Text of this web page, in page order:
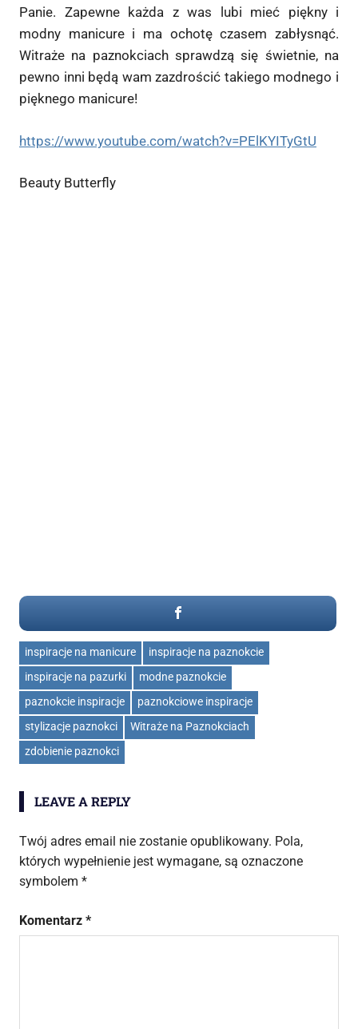
Panie. Zapewne każda z was lubi mieć piękny i
modny manicure i ma ochotę czasem zabłysnąć.
Witraże na paznokciach sprawdzą się świetnie, na
pewno inni będą wam zazdrościć takiego modnego i
pięknego manicure!
https://www.youtube.com/watch?v=PElKYITyGtU
Beauty Butterfly
inspiracje na manicure
inspiracje na paznokcie
inspiracje na pazurki
modne paznokcie
paznokcie inspiracje
paznokciowe inspiracje
stylizacje paznokci
Witraże na Paznokciach
zdobienie paznokci
LEAVE A REPLY
Twój adres email nie zostanie opublikowany. Pola,
których wypełnienie jest wymagane, są oznaczone
symbolem *
Komentarz *